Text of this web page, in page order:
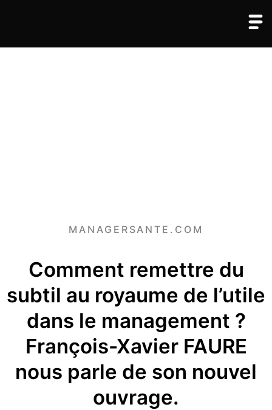
MANAGERSANTE.COM
Comment remettre du
subtil au royaume de l’utile
dans le management ?
François-Xavier FAURE
nous parle de son nouvel
ouvrage.